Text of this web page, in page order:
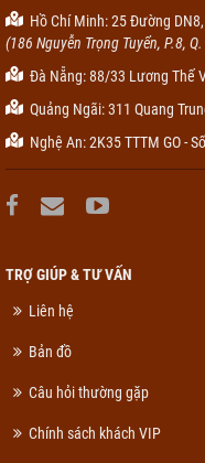
Hồ Chí Minh: 25 Đường
(186 Nguyễn Trọng Tuyển, P.8,
Đà Nẵng: 88/33 Lương Thế
Quảng Ngãi: 311 Quang
Nghệ An: 2K35 TTTM GO -
TRỢ GIÚP & TƯ VẤN
Liên hệ
Bản đồ
Câu hỏi thường gặp
Chính sách khách VIP